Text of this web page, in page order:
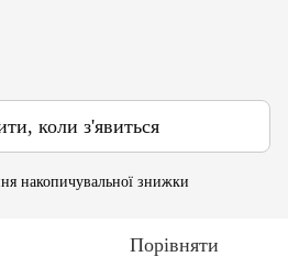
коли з'явиться
накопичувальної знижки
Порівняти